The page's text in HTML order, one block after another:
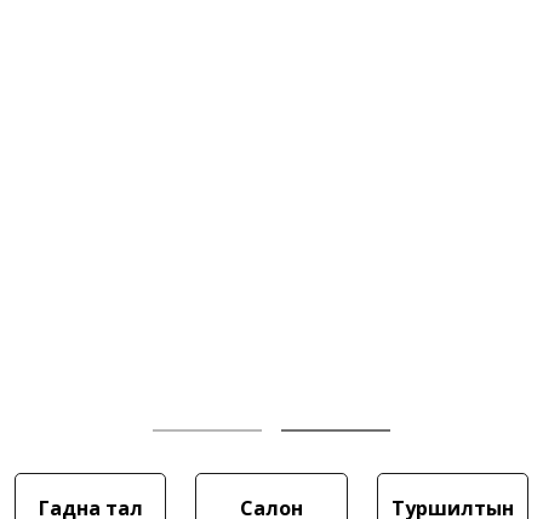
Гадна тал Салон
Туршилтын